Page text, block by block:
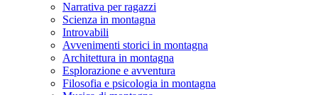
Narrativa per ragazzi
Scienza in montagna
Introvabili
Avvenimenti storici in montagna
Architettura in montagna
Esplorazione e avventura
Filosofia e psicologia in montagna